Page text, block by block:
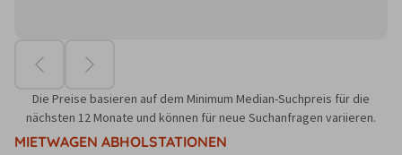
Die Preise basieren auf dem Minimum Median-Suchpreis für die
nächsten 12 Monate und können für neue Suchanfragen variieren.
MIETWAGEN ABHOLSTATIONEN